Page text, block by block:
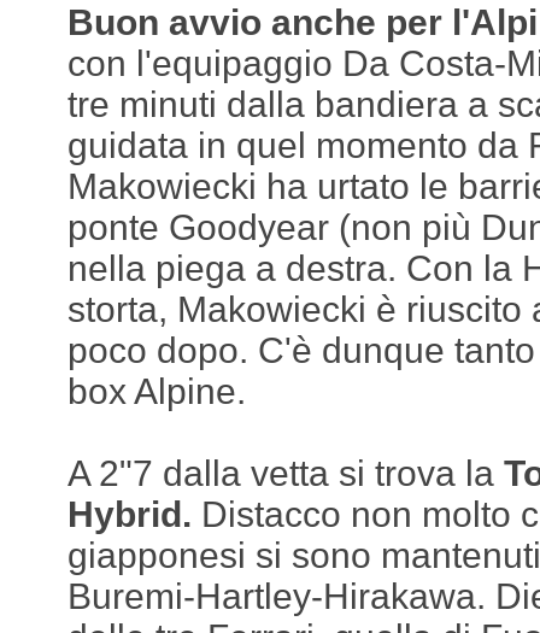
Buon avvio anche per
con l'equipaggio Da Costa-
tre minuti dalla bandiera a
guidata in quel momento da
Makowiecki ha urtato le
ponte Goodyear (non più
nella piega a destra. Con la
storta, Makowiecki è riuscito
poco dopo. C'è dunque
box Alpine.
A 2"7 dalla vetta si trova la
Hybrid. Distacco non molto
giapponesi si sono
Buremi-Hartley-Hirakawa.